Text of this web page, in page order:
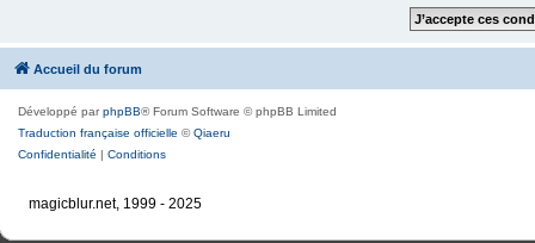
Accueil du forum
Développé parphpBB® Forum Software © phpBB Limited
Traduction française officielle ©Qiaeru
Confidentialité | Conditions
magicblur.net, 1999 - 2025